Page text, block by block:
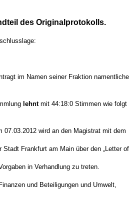
des Originalprotokolls.
im Namen seiner Fraktion namentliche
lehntmit 44:18:0 Stimmen wie folgt
07.03.2012 wird an den Magistrat mit dem
Frankfurt am Main über den „Letter of
in Verhandlung zu treten.
und Beteiligungen und Umwelt,